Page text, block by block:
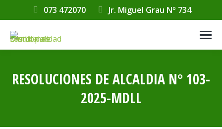
073 472070 Jr. Miguel Grau Nº 734
RESOLUCIONES DE ALCALDIA N° 103-
2025-MDLL